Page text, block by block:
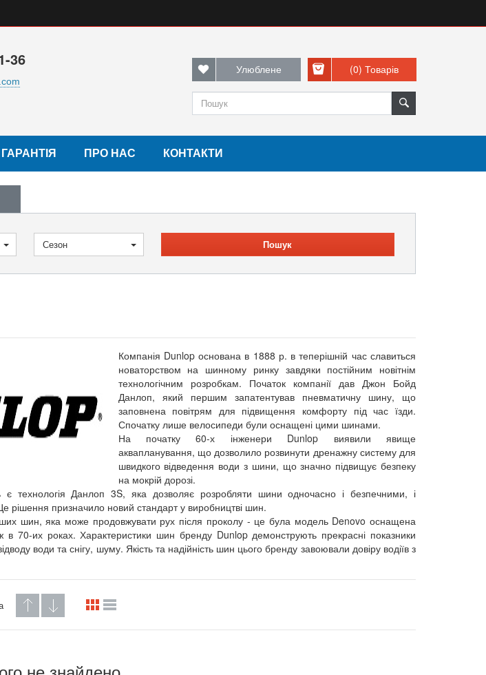
36 Улюблене (0) Товарів
ГАРАНТІЯ ПРО НАС КОНТАКТИ
Сезон Пошук
Компанія Dunlop основана в 1888 р. в теперішній час славиться
новаторством на шинному ринку завдяки постійним новітнім
технологічним розробкам. Початок компанії дав Джон Бойд
Данлоп, який першим запатентував пневматичну шину, що
заповнена повітрям для підвищення комфорту під час їзди.
Спочатку лише велосипеди були оснащені цими шинами.
На початку 60-х інженери Dunlop виявили явище
аквапланування, що дозволило розвинути дренажну систему для
швидкого відведення води з шини, що значно підвищує безпеку
на мокрій дорозі.
технологія Данлоп 3S, яка дозволяє розробляти шини одночасно і безпечними, і
рішення призначило новий стандарт у виробництві шин.
шин, яка може продовжувати рух після проколу - це була модель Denovo оснащена
70-их роках. Характеристики шин бренду Dunlop демонструють прекрасні показники
води та снігу, шуму. Якість та надійність шин цього бренду завоювали довіру водіїв з